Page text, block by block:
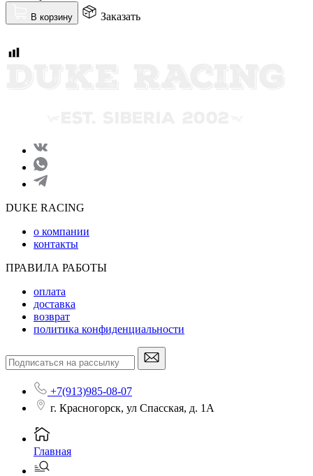
В корзину Заказать
DUKE RACING
о компании
контакты
ПРАВИЛА РАБОТЫ
оплата
доставка
возврат
политика конфиденциальности
+7(913)985-08-07
г. Красногорск, ул Спасская, д. 1А
Главная